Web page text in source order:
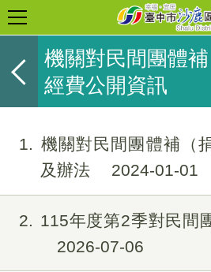
機關對民間團體
經費公開資訊
1
機關對民間團體補（
及辦法
2024-01-01
2
115年度第2季對民間
2026-07-06